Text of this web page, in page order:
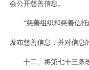
会公开慈善信息。
“慈善组织和慈善信
发布慈善信息，并对信息
十二、将第七十三条